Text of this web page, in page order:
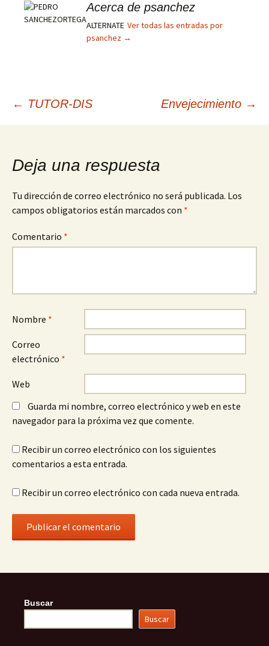
Acerca de psanchez
ALTERNATE Ver todas las entradas por
psanchez →
Navegación
de
entradas
← TUTOR-DIS Envejecimiento →
Deja una respuesta
Tu dirección de correo electrónico no será publicada. Los
campos obligatorios están marcados con *
Comentario *
Nombre *
Correo
electrónico *
Web
Guarda mi nombre, correo electrónico y web en este
navegador para la próxima vez que comente.
Recibir un correo electrónico con los siguientes
comentarios a esta entrada.
Recibir un correo electrónico con cada nueva entrada.
Buscar
Buscar